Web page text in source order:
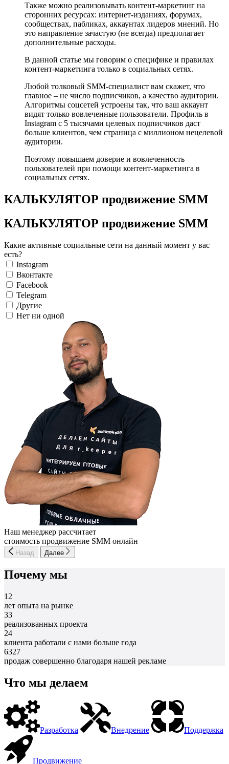
Также можно реализовывать контент-маркетинг на
сторонних ресурсах: интернет-изданиях, форумах,
сообществах, пабликах, аккаунтах лидеров мнений. Но
это направление зачастую (не всегда) предполагает
дополнительные расходы.
В данной статье мы говорим о специфике и правилах
контент-маркетинга только в социальных сетях.
Любой толковый SMM-специалист вам скажет, что
главное – не число подписчиков, а качество аудитории.
Алгоритмы соцсетей устроены так, что ваш аккаунт
видят только вовлеченные пользователи. Профиль в
Instagram c 5 тысячами целевых подписчиков даст
больше клиентов, чем страница с миллионом нецелевой
аудитории.
Поэтому повышаем доверие и вовлеченность
пользователей при помощи контент-маркетинга в
социальных сетях.
КАЛЬКУЛЯТОР продвижение SMM
КАЛЬКУЛЯТОР продвижение SMM
Какие активные социальные сети на данный момент у вас
есть?
Instagram
Вконтакте
Facebook
Telegram
Другие
Нет ни одной
Наш менеджер рассчитает
стоимость продвижение SMM онлайн
Назад Далее
Почему мы
12
лет опыта на рынке
33
реализованных проекта
24
клиента работали с нами больше года
6327
продаж совершенно благодаря нашей рекламе
Что мы делаем
Разработка Внедрение Поддержка
Продвижение